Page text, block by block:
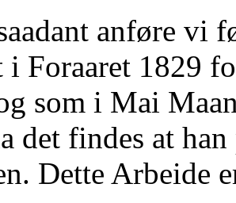
anføre vi
i Foraaret 1829
som i Mai
det findes at
Dette Arbeide